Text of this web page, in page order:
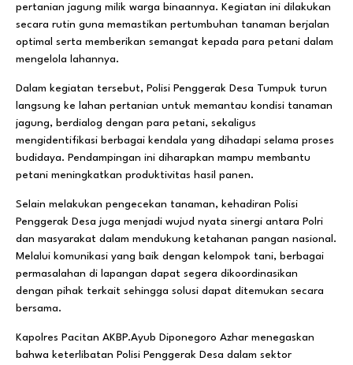
pertanian jagung milik warga binaannya. Kegiatan ini dilakukan
secara rutin guna memastikan pertumbuhan tanaman berjalan
optimal serta memberikan semangat kepada para petani dalam
mengelola lahannya.
Dalam kegiatan tersebut, Polisi Penggerak Desa Tumpuk turun
langsung ke lahan pertanian untuk memantau kondisi tanaman
jagung, berdialog dengan para petani, sekaligus
mengidentifikasi berbagai kendala yang dihadapi selama proses
budidaya. Pendampingan ini diharapkan mampu membantu
petani meningkatkan produktivitas hasil panen.
Selain melakukan pengecekan tanaman, kehadiran Polisi
Penggerak Desa juga menjadi wujud nyata sinergi antara Polri
dan masyarakat dalam mendukung ketahanan pangan nasional.
Melalui komunikasi yang baik dengan kelompok tani, berbagai
permasalahan di lapangan dapat segera dikoordinasikan
dengan pihak terkait sehingga solusi dapat ditemukan secara
bersama.
Kapolres Pacitan AKBP.Ayub Diponegoro Azhar menegaskan
bahwa keterlibatan Polisi Penggerak Desa dalam sektor